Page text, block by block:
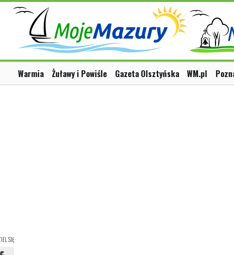
Warmia Żuławy i Powiśle Gazeta Olsztyńska WM.pl
SIĘ